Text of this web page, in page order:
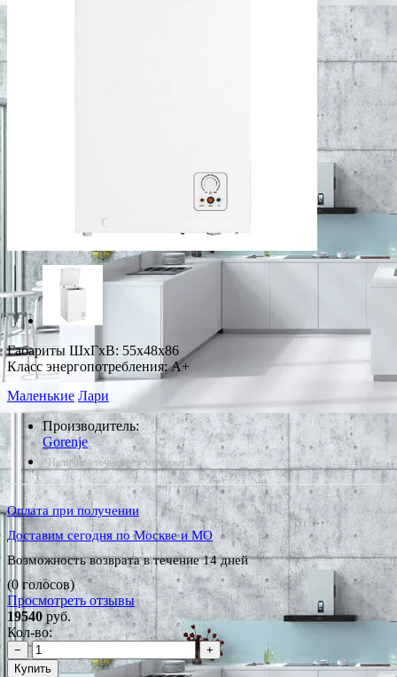
Габариты ШxГxВ: 55x48x86
Класс энергопотребления: A+
Маленькие Лари
Производитель:
Gorenje
*Наличие уточняйте у менеджера
Оплата при получении
Доставим сегодня по Москве и МО
Возможность возврата в течение 14 дней
(0 голосов)
Просмотреть отзывы
19540руб.
Кол-во:
−
+
Купить